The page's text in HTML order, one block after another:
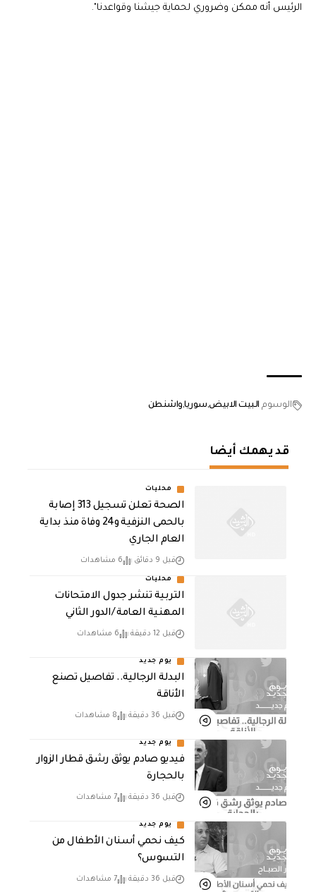
الرئيس أنه ممكن وضروري لحماية جيشنا وقواعدنا".
الوسوم البيت الابيض سوريا واشنطن
قد يهمك أيضا
محليات
الصحة تعلن تسجيل 313 إصابة
بالحمى النزفية و24 وفاة منذ بداية
العام الجاري
قبل 9 دقائق 6 مشاهدات
محليات
التربية تنشر جدول الامتحانات
المهنية العامة /الدور الثاني
قبل 12 دقيقة 6 مشاهدات
يوم جديد
البدلة الرجالية.. تفاصيل تصنع
الأناقة
قبل 36 دقيقة 8 مشاهدات
يوم جديد
فيديو صادم يوثق رشق قطار الزوار
بالحجارة
قبل 36 دقيقة 7 مشاهدات
يوم جديد
كيف نحمي أسنان الأطفال من
التسوس؟
قبل 36 دقيقة 7 مشاهدات